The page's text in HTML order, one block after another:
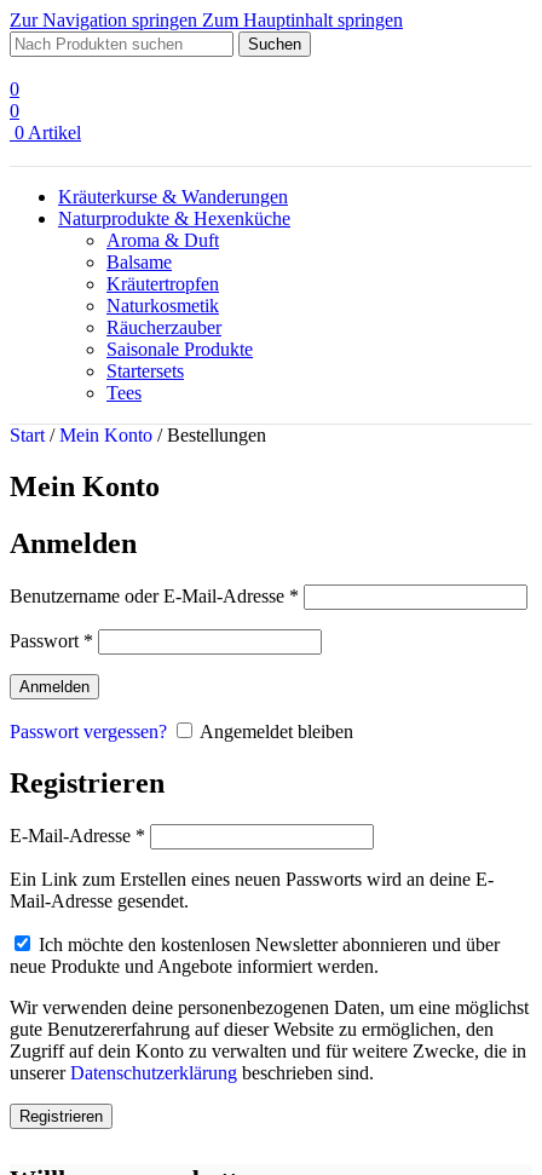
Zur Navigation springen Zum Hauptinhalt springen
Suchen
0
0
0 Artikel
Kräuterkurse & Wanderungen
Naturprodukte & Hexenküche
Aroma & Duft
Balsame
Kräutertropfen
Naturkosmetik
Räucherzauber
Saisonale Produkte
Startersets
Tees
Start / Mein Konto / Bestellungen
Mein Konto
Anmelden
Benutzername oder E-Mail-Adresse *
Passwort *
Anmelden
Passwort vergessen? Angemeldet bleiben
Registrieren
E-Mail-Adresse *
Ein Link zum Erstellen eines neuen Passworts wird an deine E-
Mail-Adresse gesendet.
Ich möchte den kostenlosen Newsletter abonnieren und über
neue Produkte und Angebote informiert werden.
Wir verwenden deine personenbezogenen Daten, um eine möglichst
gute Benutzererfahrung auf dieser Website zu ermöglichen, den
Zugriff auf dein Konto zu verwalten und für weitere Zwecke, die in
unsererDatenschutzerklärung beschrieben sind.
Registrieren